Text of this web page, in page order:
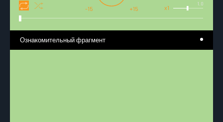
1.0
x1
-15 +15
Ознакомительный фрагмент